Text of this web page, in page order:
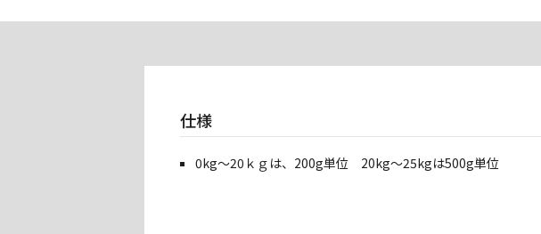
仕様
0kg～20ｋｇは、200g単位 20kg～25kgは500g単位